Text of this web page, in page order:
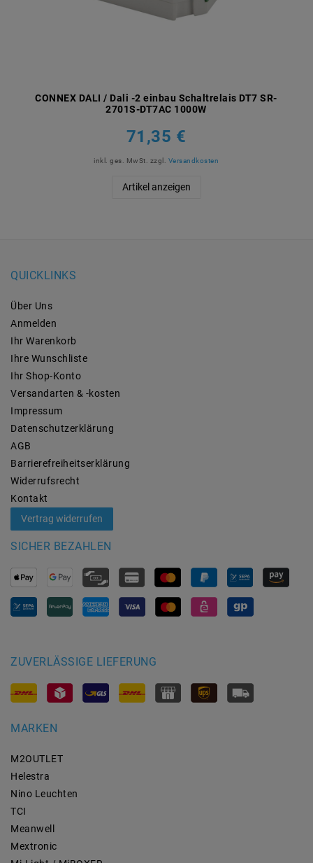
CONNEX DALI / Dali -2 einbau Schaltrelais DT7 SR-
2701S-DT7AC 1000W
71,35 €
inkl. ges. MwSt. zzgl. Versandkosten
Artikel anzeigen
QUICKLINKS
Über Uns
Anmelden
Ihr Warenkorb
Ihre Wunschliste
Ihr Shop-Konto
Versandarten & -kosten
Impressum
Daten­schutz­erklärung
AGB
Barrierefreiheitserklärung
Widerrufs­recht
Kontakt
Vertrag widerrufen
SICHER BEZAHLEN
ZUVERLÄSSIGE LIEFERUNG
MARKEN
M2OUTLET
Helestra
Nino Leuchten
TCI
Meanwell
Mextronic